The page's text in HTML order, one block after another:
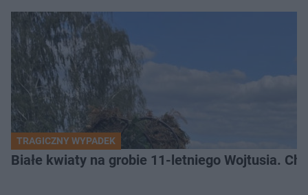
TRAGICZNY WYPADEK
Białe kwiaty na grobie 11-letniego Wojtusia.